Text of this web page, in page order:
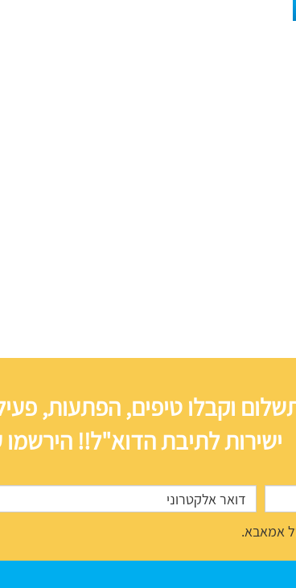
וקבלו טיפים, הפתעות,
ישירות לתיבת הדוא"ל!! הירשמו
אמאבא.